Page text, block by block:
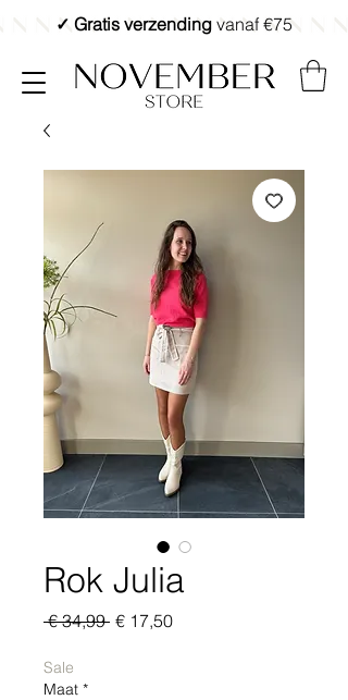
✓ Gratis verzending vanaf €75
Rok Julia
€ 34,99 Normale
€ 17,50Verkoopprijs
Sale
Maat *